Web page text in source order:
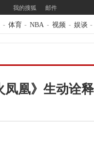
我的搜狐 邮件
- 体育 - NBA - 视频 - 娱谈 -
凤凰》生动诠